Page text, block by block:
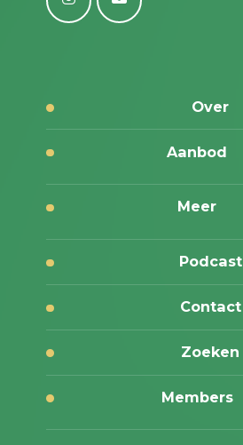
Over
Aanbod
Meer
Podcast
Contact
Zoeken
Members